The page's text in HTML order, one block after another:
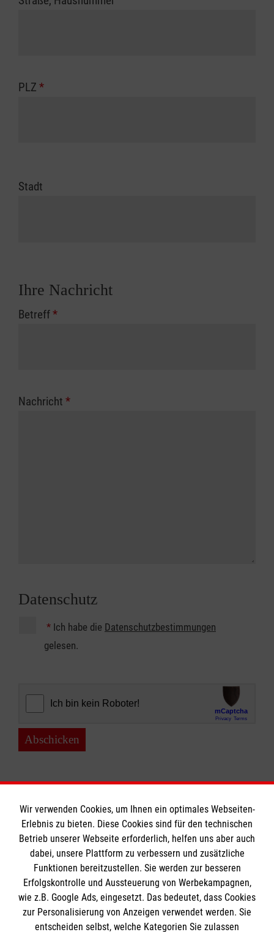
PLZ *
Stadt
Ihre Nachricht
Betreff*
Nachricht *
Datenschutz
* Ich habe die Datenschutzbestimmungen
gelesen.
Abschicken
Informationen
Impressum
Datenschutz
Barrierefreiheit
Die Malteser
Wir verwenden Cookies, um Ihnen ein optimales Webseiten-
Erlebnis zu bieten. Diese Cookies sind für den technischen
Betrieb unserer Webseite erforderlich, helfen uns aber auch
dabei, unsere Plattform zu verbessern und zusätzliche
Funktionen bereitzustellen. Sie werden zur besseren
Erfolgskontrolle und Aussteuerung von Werbekampagnen,
wie z.B. Google Ads, eingesetzt. Das bedeutet, dass Cookies
zur Personalisierung von Anzeigen verwendet werden. Sie
entscheiden selbst, welche Kategorien Sie zulassen